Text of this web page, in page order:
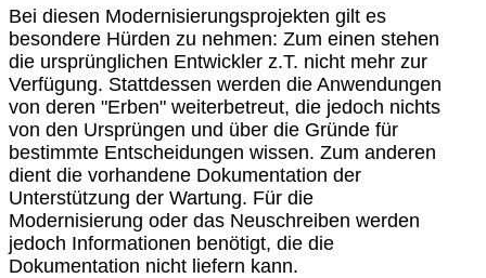
Bei diesen Modernisierungsprojekten gilt es
besondere Hürden zu nehmen: Zum einen stehen
die ursprünglichen Entwickler z.T. nicht mehr zur
Verfügung. Stattdessen werden die Anwendungen
von deren "Erben" weiterbetreut, die jedoch nichts
von den Ursprüngen und über die Gründe für
bestimmte Entscheidungen wissen. Zum anderen
dient die vorhandene Dokumentation der
Unterstützung der Wartung. Für die
Modernisierung oder das Neuschreiben werden
jedoch Informationen benötigt, die die
Dokumentation nicht liefern kann.